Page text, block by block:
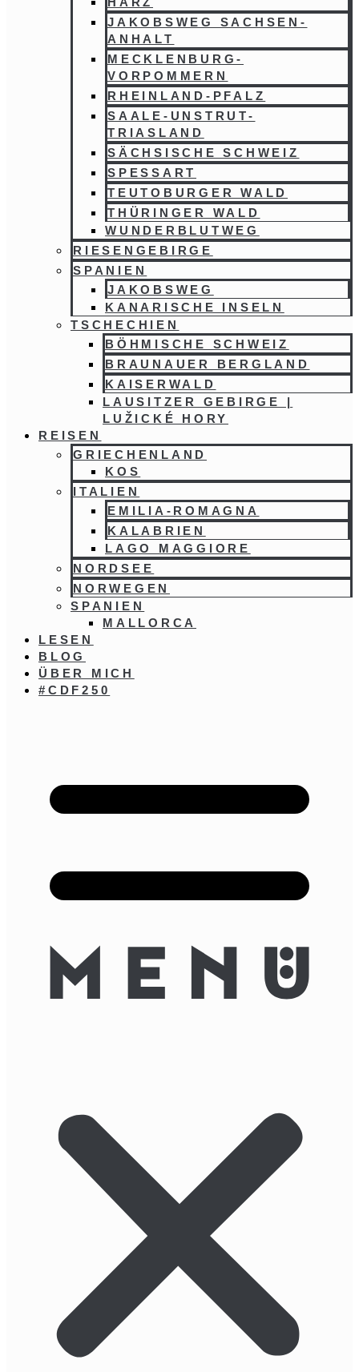
JAKOBSWEG SACHSEN-
ANHALT
MECKLENBURG-
VORPOMMERN
RHEINLAND-PFALZ
SAALE-UNSTRUT-
TRIASLAND
SÄCHSISCHE SCHWEIZ
SPESSART
TEUTOBURGER WALD
THÜRINGER WALD
WUNDERBLUTWEG
RIESENGEBIRGE
SPANIEN
JAKOBSWEG
KANARISCHE INSELN
TSCHECHIEN
BÖHMISCHE SCHWEIZ
BRAUNAUER BERGLAND
KAISERWALD
LAUSITZER GEBIRGE |
LUŽICKÉ HORY
REISEN
GRIECHENLAND
KOS
ITALIEN
EMILIA-ROMAGNA
KALABRIEN
LAGO MAGGIORE
NORDSEE
NORWEGEN
SPANIEN
MALLORCA
LESEN
BLOG
ÜBER MICH
#CDF250